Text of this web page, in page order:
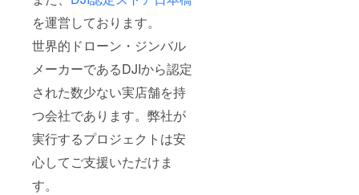
を運営しております。
世界的ドローン・ジンバル
メーカーであるDJIから認定
された数少ない実店舗を持
つ会社であります。弊社が
実行するプロジェクトは安
心してご支援いただけま
す。